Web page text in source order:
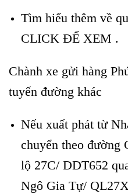
Tìm hiểu thêm về
CLICK ĐỂ XEM .
Chành xe gửi hàng
tuyến đường khác
Nếu xuất phát từ
chuyển theo đường
lộ 27C/ DDT652
Ngô Gia Tự/